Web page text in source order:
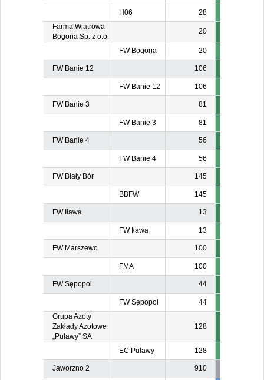
H06
28
Farma Wiatrowa
Bogoria Sp. z o.o.
20
FW Bogoria 20
FW Banie 12 106
FW Banie 12 106
FW Banie 3 81
FW Banie 3 81
FW Banie 4 56
FW Banie 4 56
FW Biały Bór 145
BBFW 145
FW Iława 13
FW Iława 13
FW Marszewo 100
FMA 100
FW Sępopol 44
FW Sępopol
44
Grupa Azoty
Zakłady Azotowe
„Puławy” SA
128
EC Puławy 128
Jaworzno 2 910